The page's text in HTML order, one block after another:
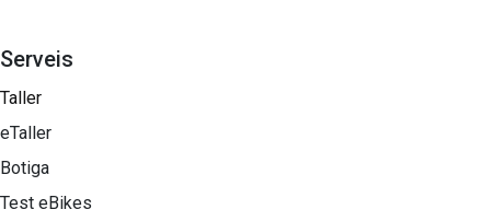
Serveis
Taller
eTaller
Botiga
Test eBikes